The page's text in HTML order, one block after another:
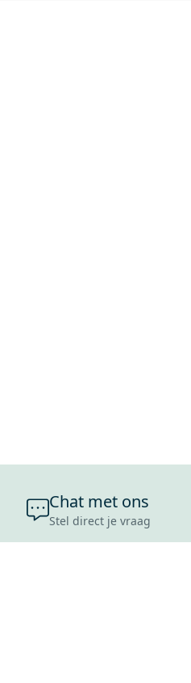
Chat met ons
Stel direct je vraag